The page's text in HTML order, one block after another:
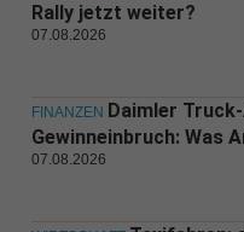
Rally jetzt weiter?
07.08.2026
FINANZEN Daimler
Gewinneinbruch: Was
07.08.2026